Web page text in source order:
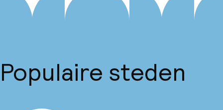
Populaire steden